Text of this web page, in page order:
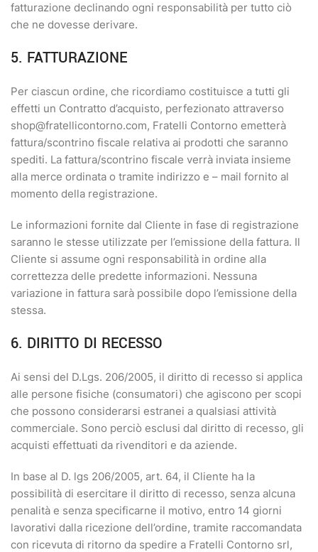
fatturazione declinando ogni responsabilità per tutto ciò
che ne dovesse derivare.
5. FATTURAZIONE
Per ciascun ordine, che ricordiamo costituisce a tutti gli
effetti un Contratto d’acquisto, perfezionato attraverso
shop@fratellicontorno.com, Fratelli Contorno emetterà
fattura/scontrino fiscale relativa ai prodotti che saranno
spediti. La fattura/scontrino fiscale verrà inviata insieme
alla merce ordinata o tramite indirizzo e – mail fornito al
momento della registrazione.
Le informazioni fornite dal Cliente in fase di registrazione
saranno le stesse utilizzate per l’emissione della fattura. Il
Cliente si assume ogni responsabilità in ordine alla
correttezza delle predette informazioni. Nessuna
variazione in fattura sarà possibile dopo l’emissione della
stessa.
6. DIRITTO DI RECESSO
Ai sensi del D.Lgs. 206/2005, il diritto di recesso si applica
alle persone fisiche (consumatori) che agiscono per scopi
che possono considerarsi estranei a qualsiasi attività
commerciale. Sono perciò esclusi dal diritto di recesso, gli
acquisti effettuati da rivenditori e da aziende.
In base al D. lgs 206/2005, art. 64, il Cliente ha la
possibilità di esercitare il diritto di recesso, senza alcuna
penalità e senza specificarne il motivo, entro 14 giorni
lavorativi dalla ricezione dell’ordine, tramite raccomandata
con ricevuta di ritorno da spedire a Fratelli Contorno srl,